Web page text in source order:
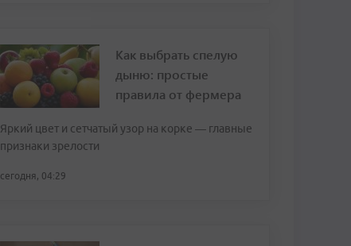
Как выбрать спелую
дыню: простые
правила от фермера
Яркий цвет и сетчатый узор на корке — главные
признаки зрелости
сегодня, 04:29